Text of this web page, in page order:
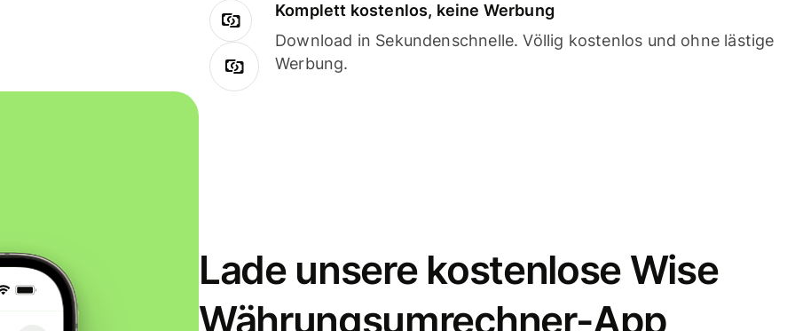
Komplett kostenlos, keine Werbung
Download in Sekundenschnelle. Völlig kostenlos und ohne lästige
Werbung.
Lade unsere kostenlose Wise
Währungsumrechner-App